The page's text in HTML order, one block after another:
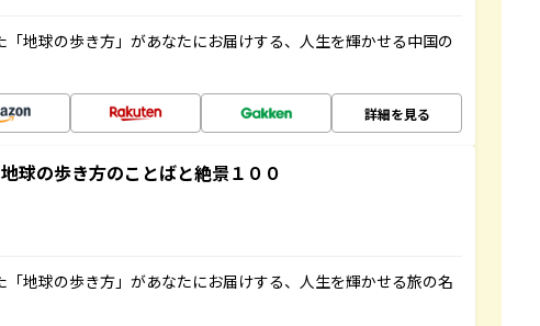
地球の歩き方」があなたにお届けする、人生を輝かせる中国の
詳細を見る
球の歩き方のことばと絶景１００
地球の歩き方」があなたにお届けする、人生を輝かせる旅の名